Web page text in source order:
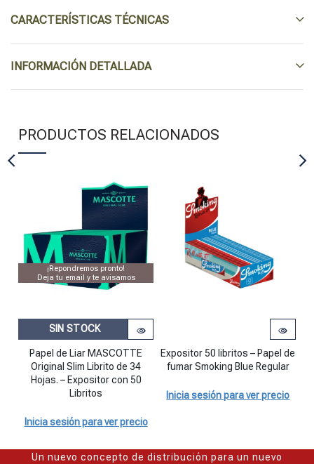
CARACTERÍSTICAS TÉCNICAS
INFORMACIÓN DETALLADA
PRODUCTOS RELACIONADOS
¡Repondremos pronto!
Deja tu email y te avisamos
SIN STOCK
Papel de Liar MASCOTTE
Original Slim Librito de 34
Hojas. – Expositor con 50
Libritos
Inicia sesión para ver precio
Expositor 50 libritos - Papel de
Expositor 50 libritos – Papel de
fumar Smoking Blue Regular
Inicia sesión para ver precio
Un nuevo concepto de distribución para un nuevo